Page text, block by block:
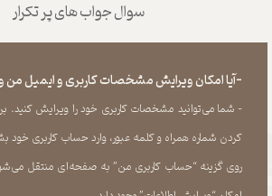
سوال جواب های پر تکرار
-آیا امکان ویرایش مشخصات کاربری و ایمیل من
- شما می‏‌توانید مشخصات کاربری خود را ویرایش کنید.
کردن شماره همراه و کلمه عبور، وارد حساب کاربری
روی گزینه “حساب کاربری من” به صفحه‏‌ای منتقل